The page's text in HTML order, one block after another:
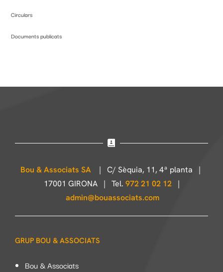
Circulars
Documents publicats
Bou & Associats SA
| C/ Sèquia, 11, 4ª planta |
17001 GIRONA | Tel. 972 21 02 12|
admin@bouassociats.com
GRUP BOU & ASSOCIATS
Bou & Associats